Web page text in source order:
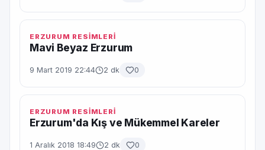
ERZURUM RESİMLERİ
Mavi Beyaz Erzurum
9 Mart 2019 22:44 2 dk 0
ERZURUM RESİMLERİ
Erzurum'da Kış ve Mükemmel Kareler
1 Aralık 2018 18:49 2 dk 0